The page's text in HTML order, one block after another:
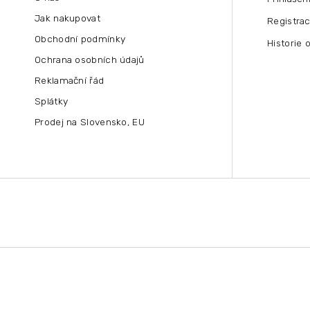
Jak nakupovat
Obchodní podmínky
Ochrana osobních údajů
Reklamační řád
Splátky
Prodej na Slovensko, EU
Historie